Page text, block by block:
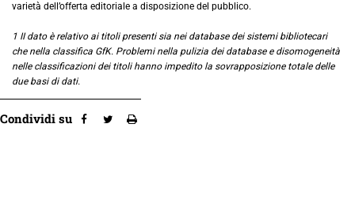
varietà dell’offerta editoriale a disposizione del pubblico.
1 II dato è relativo ai titoli presenti sia nei database dei sistemi bibliotecari
che nella classifica GfK. Problemi nella pulizia dei database e disomogeneità
nelle classificazioni dei titoli hanno impedito la sovrapposizione totale delle
due basi di dati.
Condividi su